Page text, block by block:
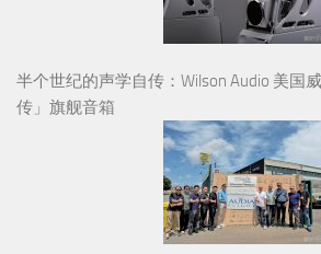
半个世纪的声学自传：Wilson Audio 美国
传」旗舰音箱